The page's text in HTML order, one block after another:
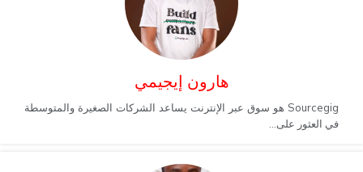
هارون إيجيمي
Sourcegig هو سوق عبر الإنترنت يساعد الشركات الصغيرة والمتوسطة
في العثور على...